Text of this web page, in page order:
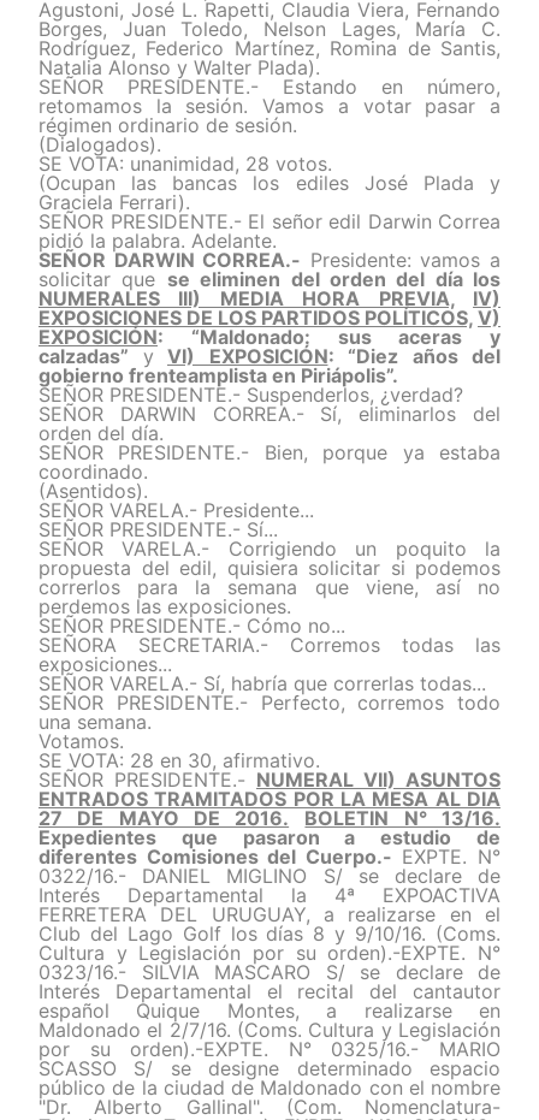
Agustoni, José L. Rapetti, Claudia Viera, Fernando
Borges, Juan Toledo, Nelson Lages, María C.
Rodríguez, Federico Martínez, Romina de Santis,
Natalia Alonso y Walter Plada).
SEÑOR PRESIDENTE.- Estando en número,
retomamos la sesión. Vamos a votar pasar a
régimen ordinario de sesión.
(Dialogados).
SE VOTA: unanimidad, 28 votos.
(Ocupan las bancas los ediles José Plada y
Graciela Ferrari).
SEÑOR PRESIDENTE.- El señor edil Darwin Correa
pidió la palabra. Adelante.
SEÑOR DARWIN CORREA.- Presidente: vamos a
solicitar que se eliminen del orden del día los
NUMERALES III) MEDIA HORA PREVIA,
IV)
EXPOSICIONES DE LOS PARTIDOS POLÍTICOS, V)
EXPOSICIÓN: “Maldonado: sus aceras y
calzadas” y VI) EXPOSICIÓN: “Diez años del
gobierno frenteamplista en Piriápolis”.
SEÑOR PRESIDENTE.- Suspenderlos, ¿verdad?
SEÑOR DARWIN CORREA.- Sí, eliminarlos del
orden del día.
SEÑOR PRESIDENTE.- Bien, porque ya estaba
coordinado.
(Asentidos).
SEÑOR VARELA.- Presidente...
SEÑOR PRESIDENTE.- Sí...
SEÑOR VARELA.- Corrigiendo un poquito la
propuesta del edil, quisiera solicitar si podemos
correrlos para la semana que viene, así no
perdemos las exposiciones.
SEÑOR PRESIDENTE.- Cómo no...
SEÑORA SECRETARIA.- Corremos todas las
exposiciones...
SEÑOR VARELA.- Sí, habría que correrlas todas...
SEÑOR PRESIDENTE.- Perfecto, corremos todo
una semana.
Votamos.
SE VOTA: 28 en 30, afirmativo.
SEÑOR PRESIDENTE.- NUMERAL VII) ASUNTOS
ENTRADOS TRAMITADOS POR LA MESA AL DIA
27 DE MAYO DE 2016.
BOLETIN N° 13/16.
Expedientes que pasaron a estudio de
diferentes Comisiones del Cuerpo.- EXPTE. N°
0322/16.- DANIEL MIGLINO S/ se declare de
Interés Departamental la 4ª EXPOACTIVA
FERRETERA DEL URUGUAY, a realizarse en el
Club del Lago Golf los días 8 y 9/10/16. (Coms.
Cultura y Legislación por su orden).-EXPTE. N°
0323/16.- SILVIA MASCARO S/ se declare de
Interés Departamental el recital del cantautor
español Quique Montes, a realizarse en
Maldonado el 2/7/16. (Coms. Cultura y Legislación
por su orden).-EXPTE. N° 0325/16.- MARIO
SCASSO S/ se designe determinado espacio
público de la ciudad de Maldonado con el nombre
"Dr. Alberto Gallinal". (Com. Nomenclatura-